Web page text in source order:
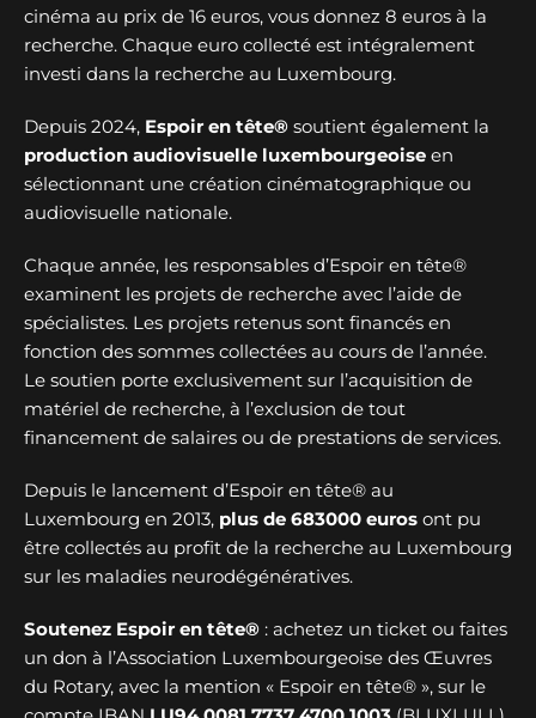
cinéma au prix de 16 euros, vous donnez 8 euros à la
recherche. Chaque euro collecté est intégralement
investi dans la recherche au Luxembourg.
Depuis 2024, Espoir en tête® soutient également la
production audiovisuelle luxembourgeoise en
sélectionnant une création cinématographique ou
audiovisuelle nationale.
Chaque année, les responsables d’Espoir en tête®
examinent les projets de recherche avec l’aide de
spécialistes. Les projets retenus sont financés en
fonction des sommes collectées au cours de l’année.
Le soutien porte exclusivement sur l’acquisition de
matériel de recherche, à l’exclusion de tout
financement de salaires ou de prestations de services.
Depuis le lancement d’Espoir en tête® au
Luxembourg en 2013, plus de 683000 euros ont pu
être collectés au profit de la recherche au Luxembourg
sur les maladies neurodégénératives.
Soutenez Espoir en tête® : achetez un ticket ou faites
un don à l’Association Luxembourgeoise des Œuvres
du Rotary, avec la mention « Espoir en tête® », sur le